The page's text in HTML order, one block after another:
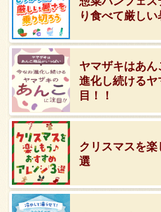
り食べて厳し
ヤマザキはあ
進化し続ける
目！！
クリスマスを
選